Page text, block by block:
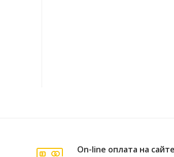
On-line оплата на сайте